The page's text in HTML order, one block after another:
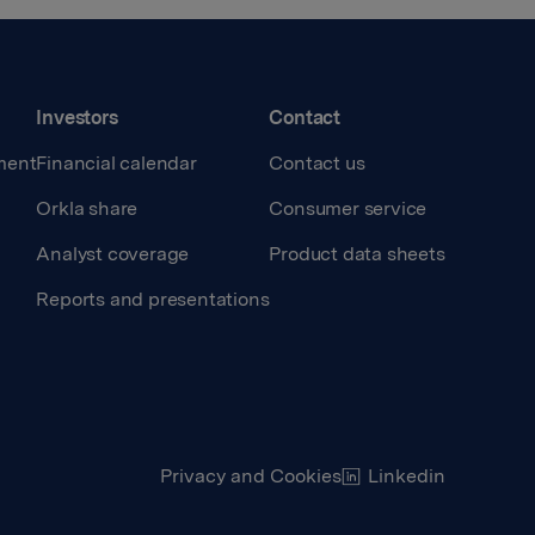
Investors
Financial calendar
Orkla share
Analyst coverage
Reports and presentations
Contact
Contact us
Consumer service
Product data sheets
Privacy and Cookies Linkedin